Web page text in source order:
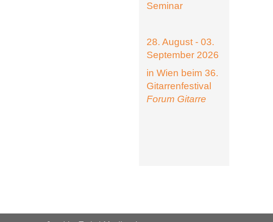
Seminar
28. August - 03.
September 2026
in Wien beim 36.
Gitarrenfestival
Forum Gitarre